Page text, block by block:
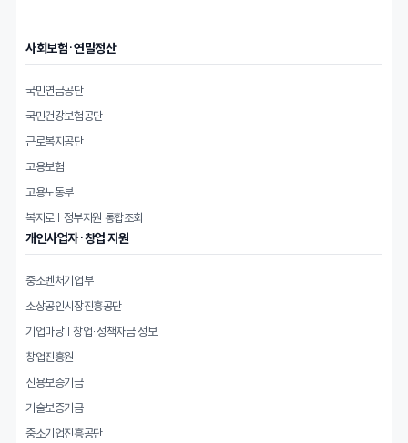
사회보험·연말정산
국민연금공단
국민건강보험공단
근로복지공단
고용보험
고용노동부
복지로 | 정부지원 통합조회
개인사업자·창업 지원
중소벤처기업부
소상공인시장진흥공단
기업마당 | 창업·정책자금 정보
창업진흥원
신용보증기금
기술보증기금
중소기업진흥공단